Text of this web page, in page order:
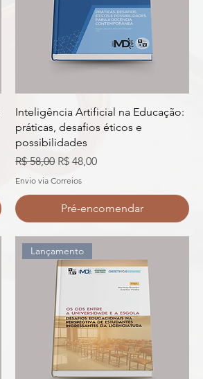
Inteligência Artificial na Educação:
práticas, desafios éticos e
possibilidades
Preço normal
R$ 58,00 Preço promocional
R$ 48,00
Envio via Correios
Pré-encomendar
Lançamento